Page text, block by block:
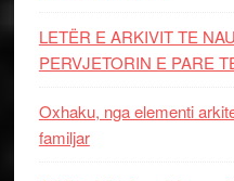
LETËR E ARKIVIT TE
PERVJETORIN E PARE
Oxhaku, nga elementi
familjar